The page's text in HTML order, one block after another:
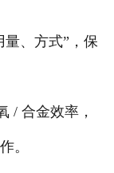
、方式”，保
/ 合金效率，
。